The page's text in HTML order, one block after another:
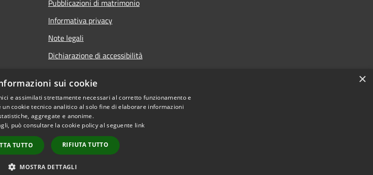
Pubblicazioni di matrimonio
Informativa privacy
Note legali
Dichiarazione di accessibilità
Copyright © 2026 • Comune di Zibido San Giacomo • Powered by
×
sui cookie
e assimilati strettamente necessari al corretto funzionamento e
cookie tecnico analitico al solo fine di elaborare informazioni
aggregate e anonime.
può consultare la cookie policy al seguente link
TUTTO RIFIUTA TUTTO
MOSTRA DETTAGLI